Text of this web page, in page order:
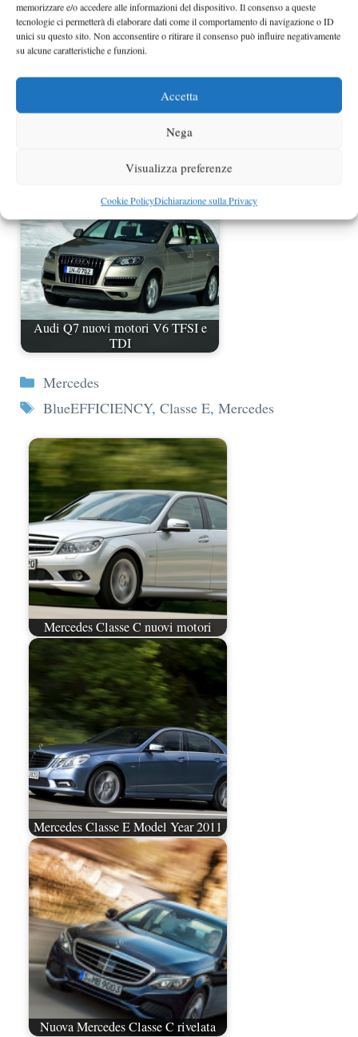
memorizzare e/o accedere alle informazioni del dispositivo. Il consenso a queste
tecnologie ci permetterà di elaborare dati come il comportamento di navigazione o ID
unici su questo sito. Non acconsentire o ritirare il consenso può influire negativamente
su alcune caratteristiche e funzioni.
Accetta
Nega
Visualizza preferenze
Cookie PolicyDichiarazione sulla Privacy
Mercedes Classe E ancora più
Audi Q7 nuovi motori V6 TFSI e
TDI
Categorie
Mercedes
Tag
BlueEFFICIENCY, Classe E, Mercedes
Mercedes Classe C nuovi motori
Mercedes Classe E Model Year 2011
Nuova Mercedes Classe C rivelata